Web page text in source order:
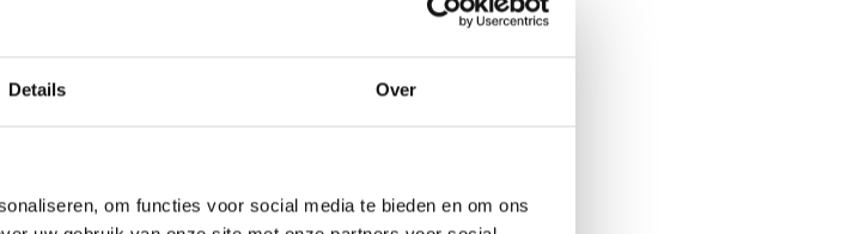
Details Over
om functies voor social media te bieden en om ons
om slaapproblemen te tackelen: praten over
die elke zorgmedewerker ’s ochtends stelt is:
wat doet dat met u, ’s nachts maar ook de dag